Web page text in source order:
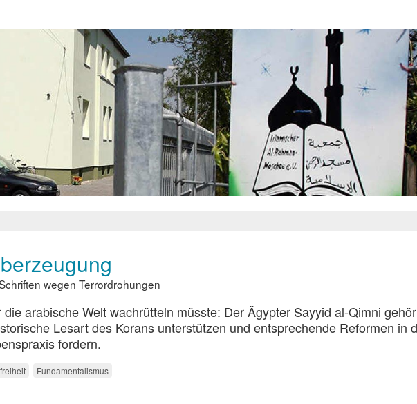
wegen Terrordrohungen
arabische Welt wachrütteln müsste: Der Ägypter Sayyid al-Qimni
Lesart des Korans unterstützen und entsprechende Reformen in
fordern.
Fundamentalismus